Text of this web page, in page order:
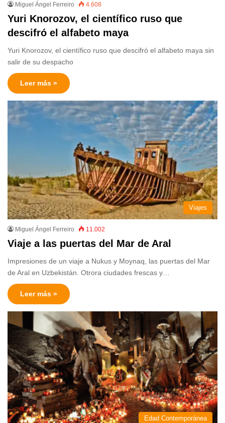
Miguel Ángel Ferreiro 4.608
Yuri Knorozov, el científico ruso que
descifró el alfabeto maya
Yuri Knorozov, el científico ruso que descifró el alfabeto maya sin
salir de su despacho
Leer más »
Viajes
Miguel Ángel Ferreiro 11.002
Viaje a las puertas del Mar de Aral
Impresiones de un viaje a Nukus y Moynaq, las puertas del Mar
de Aral en Uzbekistán. Otrora ciudades frescas y…
Leer más »
Edad Contemporánea